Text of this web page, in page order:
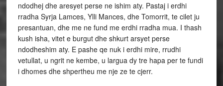
ndodhej dhe aresyet perse ne ishim aty. Pastaj i erdhi
rradha Syrja Lamces, Ylli Mances, dhe Tomorrit, te cilet ju
presantuan, dhe me ne fund me erdhi rradha mua. I thash
kush isha, vitet e burgut dhe shkurt arsyet perse
ndodheshim aty. E pashe qe nuk i erdhi mire, rrudhi
vetullat, u ngrit ne kembe, u largua dy tre hapa per te fundi
i dhomes dhe shpertheu me nje ze te cjerr.